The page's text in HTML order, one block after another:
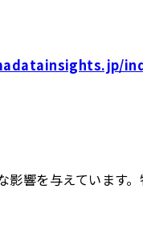
響を与えています